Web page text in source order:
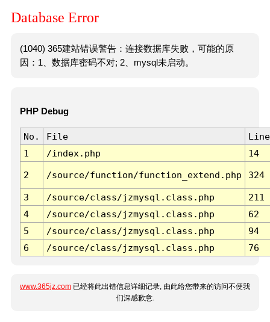
Database Error
(1040) 365建站错误警告：连接数据库失败，可能的原
因：1、数据库密码不对; 2、mysql未启动。
PHP Debug
No. File
Line
1
/index.php 14
2 /source/function/function_extend.php 324
3 /source/class/jzmysql.class.php
211
4
/source/class/jzmysql.class.php
62
5
/source/class/jzmysql.class.php
94
6
/source/class/jzmysql.class.php 76
www.365jz.com 已经将此出错信息详细记录, 由此给您带来的访问不便我
们深感歉意.